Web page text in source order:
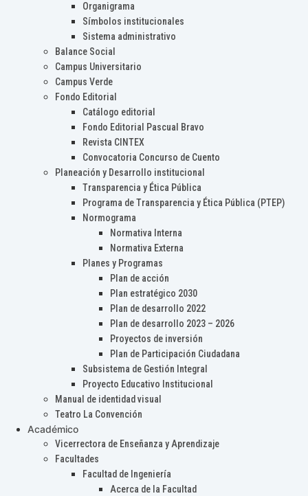
Organigrama
Símbolos institucionales
Sistema administrativo
Balance Social
Campus Universitario
Campus Verde
Fondo Editorial
Catálogo editorial
Fondo Editorial Pascual Bravo
Revista CINTEX
Convocatoria Concurso de Cuento
Planeación y Desarrollo institucional
Transparencia y Ética Pública
Programa de Transparencia y Ética Pública (PTEP)
Normograma
Normativa Interna
Normativa Externa
Planes y Programas
Plan de acción
Plan estratégico 2030
Plan de desarrollo 2022
Plan de desarrollo 2023 – 2026
Proyectos de inversión
Plan de Participación Ciudadana
Subsistema de Gestión Integral
Proyecto Educativo Institucional
Manual de identidad visual
Teatro La Convención
Académico
Vicerrectora de Enseñanza y Aprendizaje
Facultades
Facultad de Ingeniería
Acerca de la Facultad